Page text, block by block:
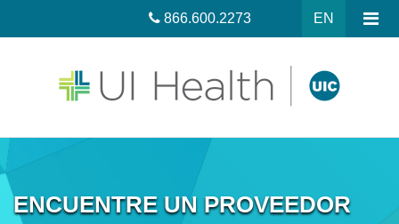
EN
866.600.2273
ENCUENTRE UN PROVEEDOR